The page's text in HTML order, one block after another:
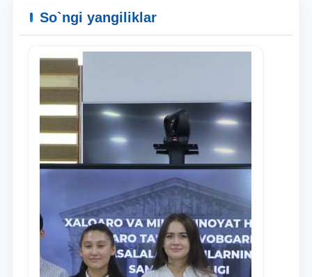
Ism va familiyangiz
So`ngi yangiliklar